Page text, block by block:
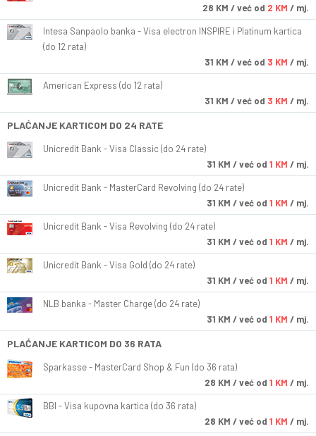
28 KM / već od 2 KM / mj.
Intesa Sanpaolo banka - Visa electron INSPIRE i Platinum kartica
(do 12 rata)
31 KM / već od 3 KM / mj.
American Express (do 12 rata)
31 KM / već od 3 KM / mj.
PLAĆANJE KARTICOM DO 24 RATE
Unicredit Bank - Visa Classic (do 24 rate)
31 KM / već od 1 KM / mj.
Unicredit Bank - MasterCard Revolving (do 24 rate)
31 KM / već od 1 KM / mj.
Unicredit Bank - Visa Revolving (do 24 rate)
31 KM / već od 1 KM / mj.
Unicredit Bank - Visa Gold (do 24 rate)
31 KM / već od 1 KM / mj.
NLB banka - Master Charge (do 24 rate)
31 KM / već od 1 KM / mj.
PLAĆANJE KARTICOM DO 36 RATA
Sparkasse - MasterCard Shop & Fun (do 36 rata)
28 KM / već od 1 KM / mj.
BBI - Visa kupovna kartica (do 36 rata)
28 KM / već od 1 KM / mj.